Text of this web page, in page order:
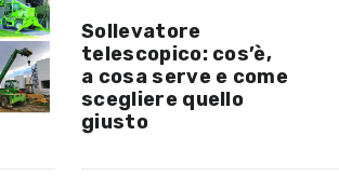
Sollevatore
telescopico: cos’è,
a cosa serve e come
scegliere quello
giusto